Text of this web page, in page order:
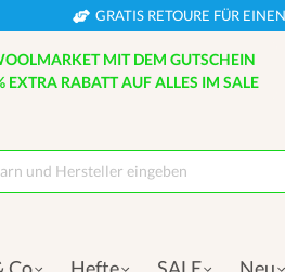
GRATIS RETOURE FÜR
MIT DEM GUTSCHEIN
EXTRA RABATT AUF ALLES IM SALE